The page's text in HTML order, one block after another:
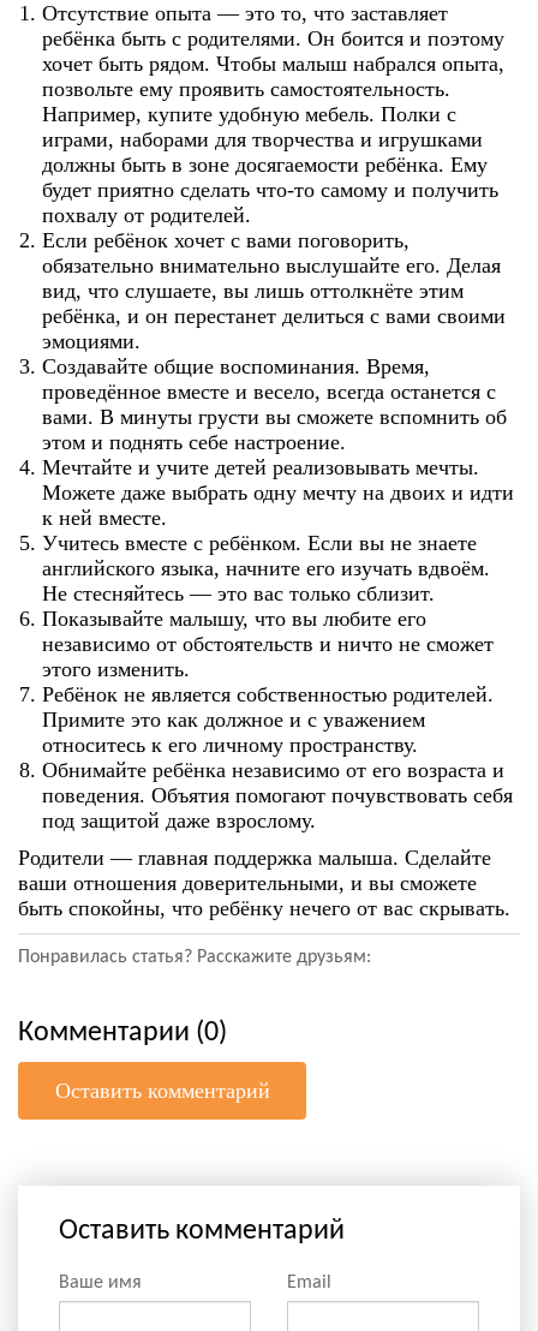
Отсутствие опыта — это то, что заставляет
ребёнка быть с родителями. Он боится и поэтому
хочет быть рядом. Чтобы малыш набрался опыта,
позвольте ему проявить самостоятельность.
Например, купите удобную мебель. Полки с
играми, наборами для творчества и игрушками
должны быть в зоне досягаемости ребёнка. Ему
будет приятно сделать что-то самому и получить
похвалу от родителей.
Если ребёнок хочет с вами поговорить,
обязательно внимательно выслушайте его. Делая
вид, что слушаете, вы лишь оттолкнёте этим
ребёнка, и он перестанет делиться с вами своими
эмоциями.
Создавайте общие воспоминания. Время,
проведённое вместе и весело, всегда останется с
вами. В минуты грусти вы сможете вспомнить об
этом и поднять себе настроение.
Мечтайте и учите детей реализовывать мечты.
Можете даже выбрать одну мечту на двоих и идти
к ней вместе.
Учитесь вместе с ребёнком. Если вы не знаете
английского языка, начните его изучать вдвоём.
Не стесняйтесь — это вас только сблизит.
Показывайте малышу, что вы любите его
независимо от обстоятельств и ничто не сможет
этого изменить.
Ребёнок не является собственностью родителей.
Примите это как должное и с уважением
относитесь к его личному пространству.
Обнимайте ребёнка независимо от его возраста и
поведения. Объятия помогают почувствовать себя
под защитой даже взрослому.
Родители — главная поддержка малыша. Сделайте
ваши отношения доверительными, и вы сможете
быть спокойны, что ребёнку нечего от вас скрывать.
Понравилась статья? Расскажите друзьям:
Комментарии (0)
Оставить комментарий
Оставить комментарий
Ваше имя Email